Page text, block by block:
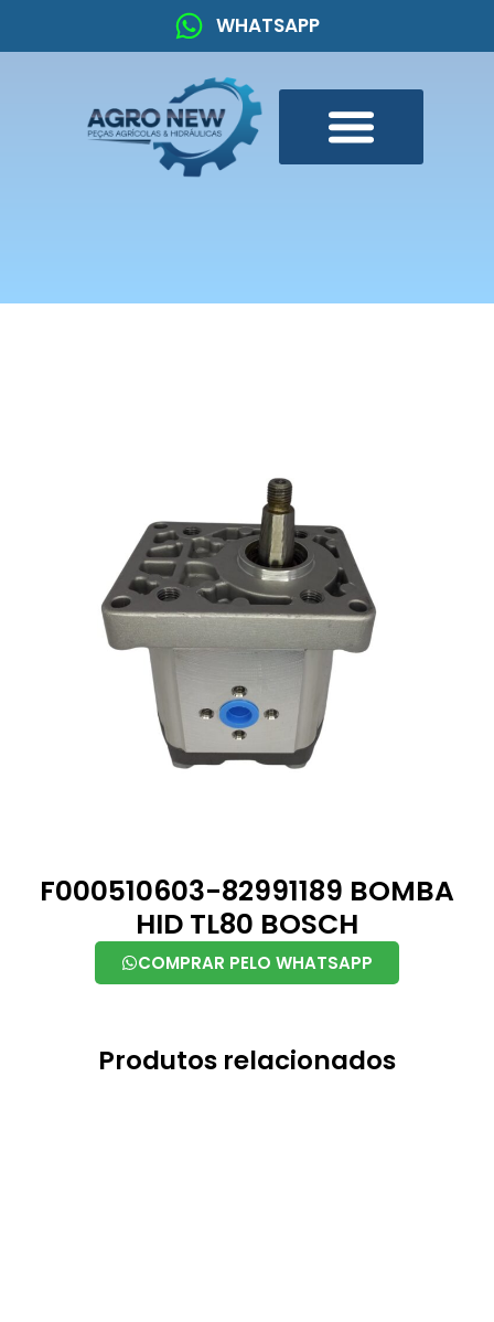
WHATSAPP
F000510603-82991189 BOMBA
HID TL80 BOSCH
COMPRAR PELO WHATSAPP
Produtos relacionados